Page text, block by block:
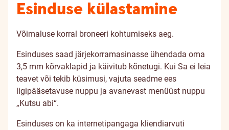
Esinduse külastamine
Võimaluse korral broneeri kohtumiseks aeg.
Esinduses saad järjekorramasinasse ühendada oma
3,5 mm kõrvaklapid ja käivitub kõnetugi. Kui Sa ei leia
teavet või tekib küsimusi, vajuta seadme ees
ligipääsetavuse nuppu ja avanevast menüüst nuppu
„Kutsu abi“.
Esinduses on ka internetipangaga kliendiarvuti